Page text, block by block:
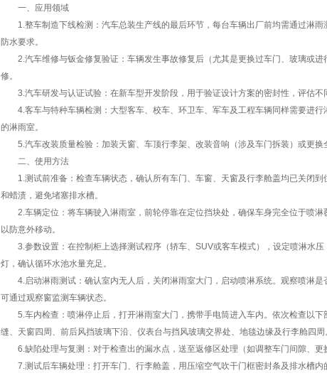
一、应用领域
1.整车制造下线检测：汽车总装生产线的最后环节，每台车辆出厂前均需通过淋雨
防水要求。
2.汽车维修与钣金修复验证：车辆发生事故修复后（尤其是更换过车门、玻璃或进
修。
3.汽车研发与认证试验：在新车型开发阶段，用于验证设计方案的密封性，评估不
4.客车与特种车辆检测：大型客车、校车、环卫车、军车及工程车辆同样需要进行
的淋雨室。
5.汽车改装质量检验：加装天窗、车顶行李架、改装音响（涉及车门拆装）或更换
二、使用方法
1.测试前准备：检查车辆状态，确认所有车门、车窗、天窗及行李舱盖均已关闭到
和蜡渍，避免堵塞排水槽。
2.车辆定位：将车辆驶入淋雨室，前轮停靠在定位挡块处，确保车身完全位于喷淋
以防意外移动。
3.参数设置：在控制柜上选择测试程序（轿车、SUV或客车模式），设定喷淋水
灯，确认循环水池水量充足。
4.启动淋雨测试：确认室内无人后，关闭淋雨室大门，启动喷淋系统。观察喷淋是
可通过观察窗监测车辆状态。
5.车内检查：喷淋停止后，打开淋雨室大门，携带手电筒进入车内。依次检查以下
缝、天窗四周、前后风挡玻璃下沿、仪表台与挡风玻璃交界处、地毯边缘及行李舱四周
6.缺陷处理与复测：对于检查出的漏水点，送至返修区处理（如调整车门间隙、更
7.测试后车辆处理：打开车门、行李舱盖，用压缩空气吹干门框密封条及排水槽内